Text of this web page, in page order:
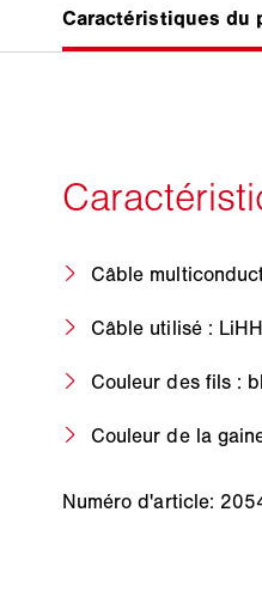
Câble
Câble utilisé :
Couleur des fils :
Couleur de la
Numéro d'article: